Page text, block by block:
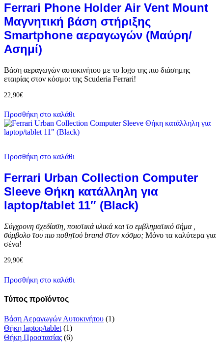
Ferrari Phone Holder Air Vent Mount
Μαγνητική βάση στήριξης
Smartphone αεραγωγών (Μαύρη/
Ασημί)
Βάση αεραγωγών αυτοκινήτου με το logo της πιο διάσημης
εταιρίας στον κόσμο: της Scuderia Ferrari!
22,90€
Προσθήκη στο καλάθι
Προσθήκη στο καλάθι
Ferrari Urban Collection Computer
Sleeve Θήκη κατάλληλη για
laptop/tablet 11″ (Black)
Σύγχρονη σχεδίαση, ποιοτικά υλικά και το εμβληματικό σήμα ,
σύμβολο του πιο ποθητού brand στον κόσμο; Μόνο τα καλύτερα για
σένα!
29,90€
Προσθήκη στο καλάθι
Τύπος προϊόντος
Βάση Αεραγωγών Αυτοκινήτου (1)
Θήκη laptop/tablet (1)
Θήκη Προστασίας (6)